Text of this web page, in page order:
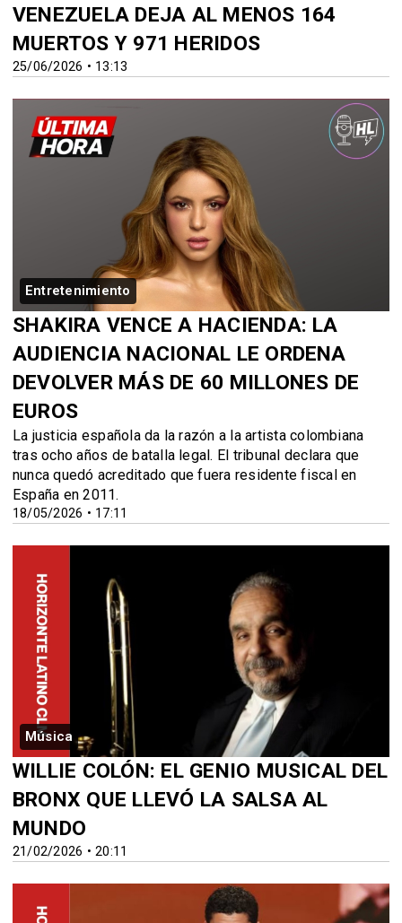
25/06/2026 • 13:13
VENEZUELA DEJA AL MENOS 164
MUERTOS Y 971 HERIDOS
Entretenimiento
18/05/2026 • 17:11
SHAKIRA VENCE A HACIENDA: LA
AUDIENCIA NACIONAL LE ORDENA
DEVOLVER MÁS DE 60 MILLONES DE
EUROS
La justicia española da la razón a la artista colombiana
tras ocho años de batalla legal. El tribunal declara que
nunca quedó acreditado que fuera residente fiscal en
España en 2011.
Música
21/02/2026 • 20:11
WILLIE COLÓN: EL GENIO MUSICAL DEL
BRONX QUE LLEVÓ LA SALSA AL
MUNDO